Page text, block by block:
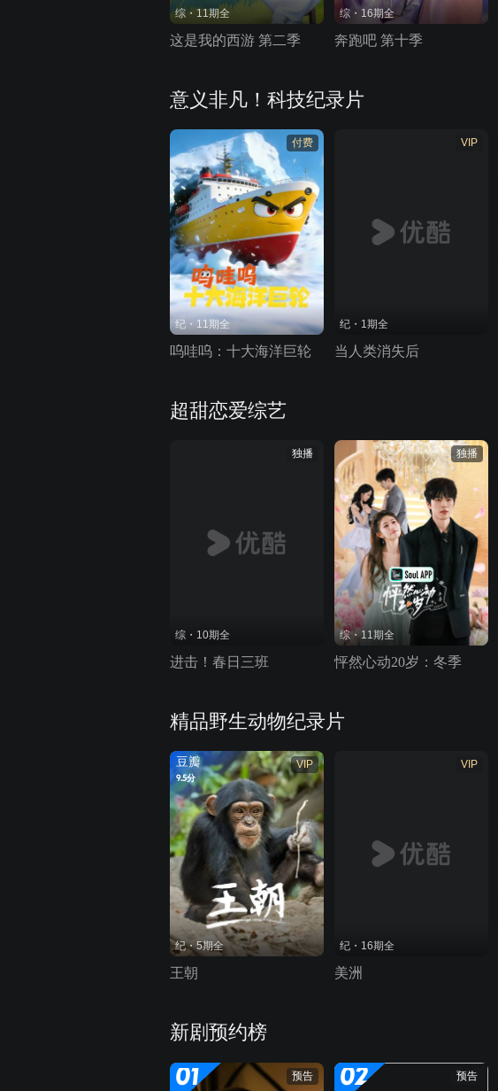
综・11期全
这是我的西游 第二季
综・16期全
奔跑吧 第十季
意义非凡！科技纪录片
付费
纪・11期全
呜哇呜：十大海洋巨轮
VIP
纪・1期全
当人类消失后
超甜恋爱综艺
独播
综・10期全
进击！春日三班
独播
综・11期全
怦然心动20岁：冬季
精品野生动物纪录片
VIP
豆瓣
9.5分
纪・5期全
王朝
VIP
纪・16期全
美洲
新剧预约榜
01 预告 02 预告